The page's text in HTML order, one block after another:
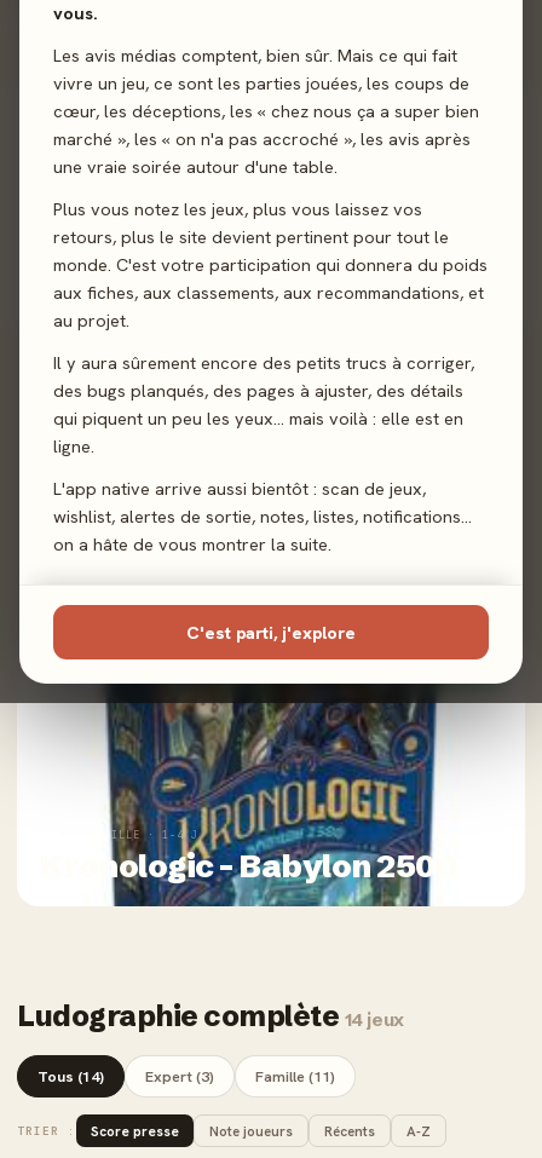
vous.
Les avis médias comptent, bien sûr. Mais ce qui fait
vivre un jeu, ce sont les parties jouées, les coups de
cœur, les déceptions, les « chez nous ça a super bien
marché », les « on n'a pas accroché », les avis après
une vraie soirée autour d'une table.
Plus vous notez les jeux, plus vous laissez vos
retours, plus le site devient pertinent pour tout le
monde. C'est votre participation qui donnera du poids
aux fiches, aux classements, aux recommandations, et
au projet.
Il y aura sûrement encore des petits trucs à corriger,
des bugs planqués, des pages à ajuster, des détails
qui piquent un peu les yeux… mais voilà : elle est en
ligne.
L'app native arrive aussi bientôt : scan de jeux,
wishlist, alertes de sortie, notes, listes, notifications…
on a hâte de vous montrer la suite.
C'est parti, j'explore
Œuvres majeures
100%
2025 · FAMILLE · 1-4 J
Kronologic - Cuzco 1450
100%
2025 · FAMILLE · 1-4 J
Les derniers droïdes
2026 · FAMILLE · 1-4 J
Kronologic - Babylon 2500
Ludographie complète 14 jeux
Tous (14) Expert (3) Famille (11)
TRIER : Score presse Note joueurs Récents A-Z